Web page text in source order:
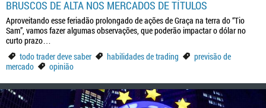
BRUSCOS DE ALTA NOS MERCADOS DE TÍTULOS
Aproveitando esse feriadão prolongado de ações de Graça na terra do “Tio
Sam”, vamos fazer algumas observações, que poderão impactar o dólar no
curto prazo…
todo trader deve saber
habilidades de trading
previsão de
mercado
opinião